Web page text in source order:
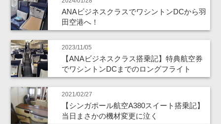
ANAビジネスクラスでワシントンDCから羽
田空港へ！
2023/11/05
【ANAビジネスクラス搭乗記】特典航空券
でワシントンDCまでのロングフライト
2021/02/27
【シンガポール航空A380スイート搭乗記】
当日まさかの機材変更に泣く